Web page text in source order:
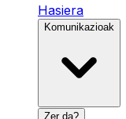
Hasiera
Komunikazioak
Zer da?